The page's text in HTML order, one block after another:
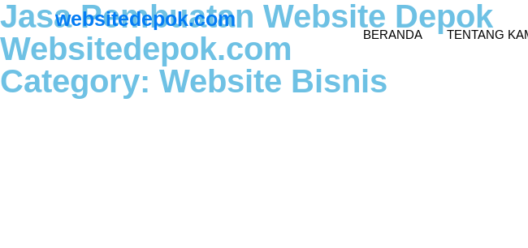
websitedepok.com
BERANDA TENTANG
Jasa Pembuatan Website Depok
Websitedepok.com
Category: Website Bisnis